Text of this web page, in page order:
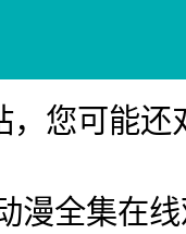
，您可能
漫全集在